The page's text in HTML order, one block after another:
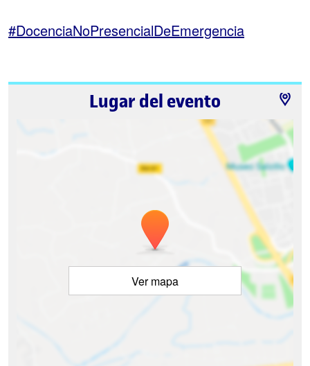
#DocenciaNoPresencialDeEmergencia
Lugar del evento
Ver mapa